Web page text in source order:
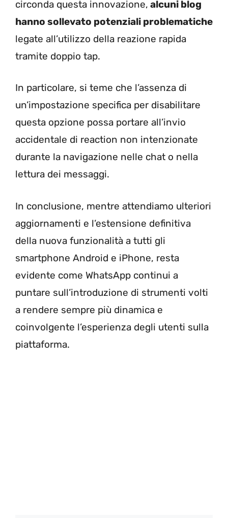
circonda questa innovazione, alcuni blog
hanno sollevato potenziali problematiche
legate all’utilizzo della reazione rapida
tramite doppio tap.
In particolare, si teme che l’assenza di
un’impostazione specifica per disabilitare
questa opzione possa portare all’invio
accidentale di reaction non intenzionate
durante la navigazione nelle chat o nella
lettura dei messaggi.
In conclusione, mentre attendiamo ulteriori
aggiornamenti e l’estensione definitiva
della nuova funzionalità a tutti gli
smartphone Android e iPhone, resta
evidente come WhatsApp continui a
puntare sull’introduzione di strumenti volti
a rendere sempre più dinamica e
coinvolgente l’esperienza degli utenti sulla
piattaforma.